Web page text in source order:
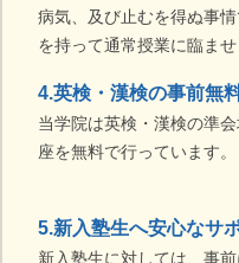
病気、及び止むを得ぬ事
を持って通常授業に臨ませ
4.英検・漢検の事前無
当学院は英検・漢検の準
座を無料で行っています
5.新入塾生へ安心なサ
新入塾生に対しては、事